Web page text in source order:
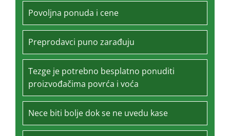
Povoljna ponuda i cene
Preprodavci puno zarađuju
Tezge je potrebno besplatno ponuditi
proizvođačima povrća i voća
Nece biti bolje dok se ne uvedu kase